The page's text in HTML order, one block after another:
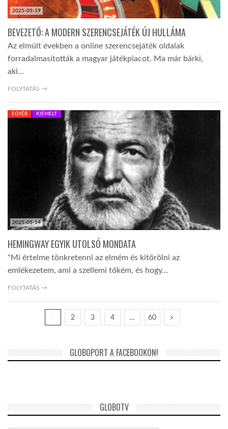
2025-05-19
BEVEZETŐ: A MODERN SZERENCSEJÁTÉK ÚJ HULLÁMA
Az elmúlt években a online szerencsejáték oldalak
forradalmasították a magyar játékpiacot. Ma már bárki,
aki…
FOLYTATÁS →
2025-05-14
EGYÉB KIEMELT
HEMINGWAY EGYIK UTOLSÓ MONDATA
“Mi értelme tönkretenni az elmém és kitörölni az
emlékezetem, ami a szellemi tőkém, és hogy…
FOLYTATÁS →
2 3 4 … 60
GLOBOPORT A FACEBOOKON!
GLOBOTV